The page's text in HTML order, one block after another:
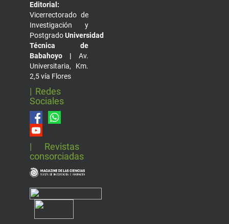
Editorial:
Vicerrectorado de
Investigación y
PostgradoUniversidad
Técnica de
Babahoyo | Av.
Universitaria, Km.
2,5 vía Flores
| Redes
Sociales
| Revistas
consorciadas